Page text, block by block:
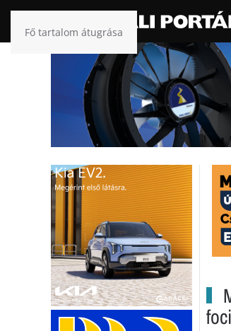
Fő tartalom átugrása